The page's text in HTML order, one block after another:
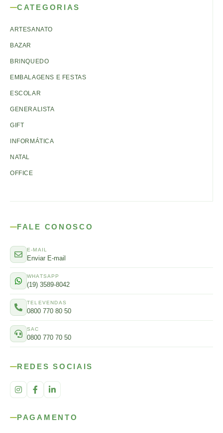
CATEGORIAS
ARTESANATO
BAZAR
BRINQUEDO
EMBALAGENS E FESTAS
ESCOLAR
GENERALISTA
GIFT
INFORMÁTICA
NATAL
OFFICE
FALE CONOSCO
E-MAIL
Enviar E-mail
WHATSAPP
(19) 3589-8042
TELEVENDAS
0800 770 80 50
SAC
0800 770 70 50
REDES SOCIAIS
PAGAMENTO